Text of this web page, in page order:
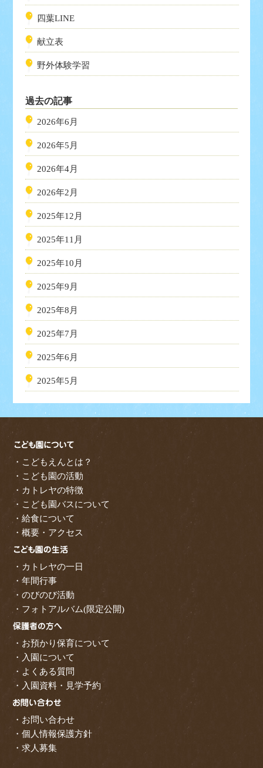
四葉LINE
献立表
野外体験学習
過去の記事
2026年6月
2026年5月
2026年4月
2026年2月
2025年12月
2025年11月
2025年10月
2025年9月
2025年8月
2025年7月
2025年6月
2025年5月
・こどもえんとは？
・こども園の活動
・カトレヤの特徴
・こども園バスについて
・給食について
・概要・アクセス
・カトレヤの一日
・年間行事
・のびのび活動
・フォトアルバム(限定公開)
・お預かり保育について
・入園について
・よくある質問
・入園資料・見学予約
・お問い合わせ
・個人情報保護方針
・求人募集